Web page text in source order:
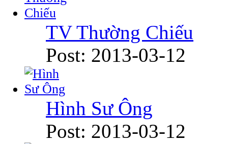
TV Thường Chiếu
Post: 2013-03-12
Hình Sư Ông
Post: 2013-03-12